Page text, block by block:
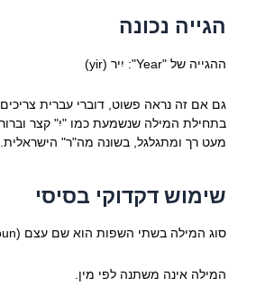
הגייה נכונה
ההגייה של "Year": יִיר (yir)
מעט רך ומתגלגל, בשונה מה"ר" הישראלית.
שימוש דקדוקי בסיסי
סוג המילה בשתי השפות הוא שם עצם (noun).
המילה אינה משתנה לפי מין.